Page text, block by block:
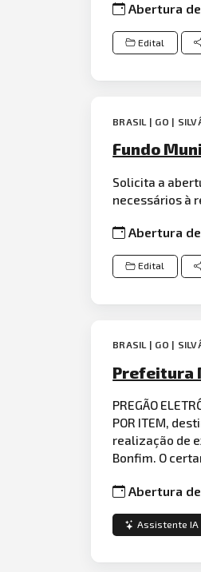
Abertura
Edital
BRASIL | GO |
Fundo
Solicita a
necessários à
Abertura
Edital
BRASIL | GO |
Prefeitura
PREGÃO
POR ITEM,
realização de
Bonfim. O
Abertura
Assistente IA